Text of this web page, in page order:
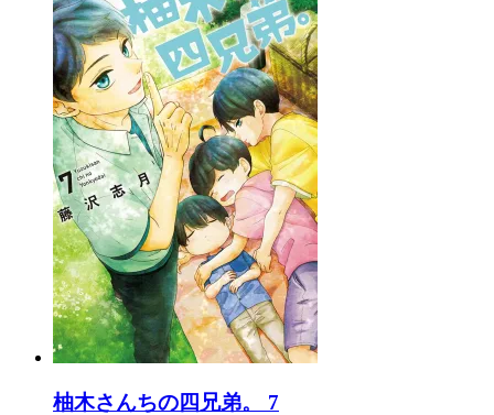
柚木さんちの四兄弟。 7